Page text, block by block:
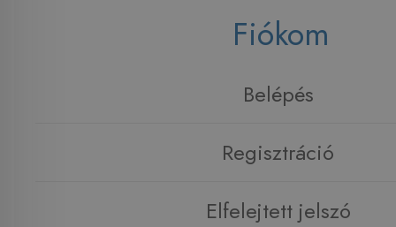
Fiókom
Belépés
Regisztráció
Elfelejtett jelszó